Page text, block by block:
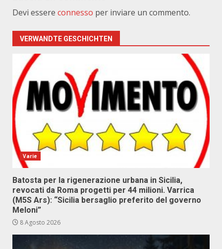
Devi essere connesso per inviare un commento.
VERWANDTE GESCHICHTEN
Varie
Batosta per la rigenerazione urbana in Sicilia,
revocati da Roma progetti per 44 milioni. Varrica
(M5S Ars): “Sicilia bersaglio preferito del governo
Meloni”
8 Agosto 2026